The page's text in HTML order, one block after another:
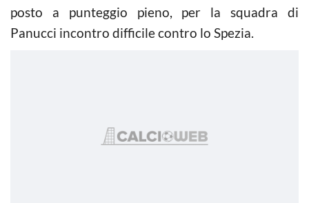
posto a punteggio pieno, per la squadra di
Panucci incontro difficile contro lo Spezia.